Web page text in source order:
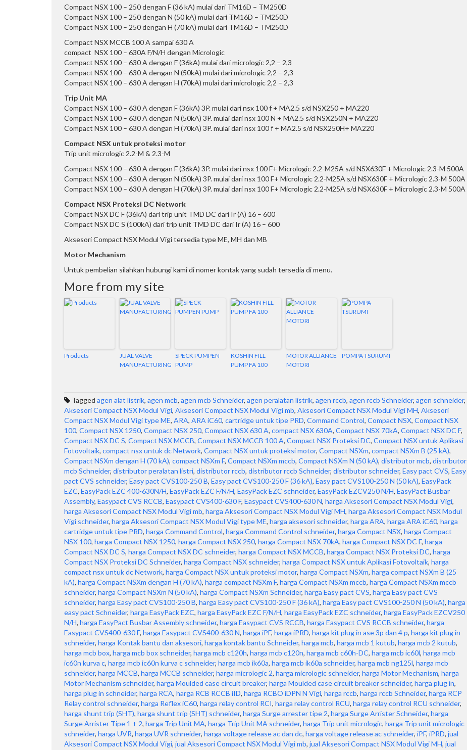
Compact NSX 100 – 250 dengan F (36 kA) mulai dari TM16D – TM250D
Compact NSX 100 – 250 dengan N (50 kA) mulai dari TM16D – TM250D
Compact NSX 100 – 250 dengan H (70 kA) mulai dari TM16D – TM250D
Compact NSX MCCB 100 A sampai 630 A
compact NSX 100 – 630A F/N/H dengan Micrologic
Compact NSX 100 – 630 A dengan F (36kA) mulai dari micrologic 2,2 – 2,3
Compact NSX 100 – 630 A dengan N (50kA) mulai dari micrologic 2,2 – 2,3
Compact NSX 100 – 630 A dengan H (70kA) mulai dari micrologic 2,2 – 2,3
Trip Unit MA
Compact NSX 100 – 630 A dengan F (36kA) 3P. mulai dari nsx 100 f + MA2.5 s/d NSX250 + MA220
Compact NSX 100 – 630 A dengan N (50kA) 3P. mulai dari nsx 100 N + MA2.5 s/d NSX250N + MA220
Compact NSX 100 – 630 A dengan H (70kA) 3P. mulai dari nsx 100 f + MA2.5 s/d NSX250H+ MA220
Compact NSX untuk proteksi motor
Trip unit micrologic 2.2-M & 2.3-M
Compact NSX 100 – 630 A dengan F (36kA) 3P. mulai dari nsx 100 F+ Micrologic 2.2-M25A s/d NSX630F + Micrologic 2.3-M 500A
Compact NSX 100 – 630 A dengan N (50kA) 3P. mulai dari nsx 100 F+ Micrologic 2.2-M25A s/d NSX630F + Micrologic 2.3-M 500A
Compact NSX 100 – 630 A dengan H (70kA) 3P. mulai dari nsx 100 F+ Micrologic 2.2-M25A s/d NSX630F + Micrologic 2.3-M 500A
Compact NSX Proteksi DC Network
Compact NSX DC F (36kA) dari trip unit TMD DC dari Ir (A) 16 – 600
Compact NSX DC S (100kA) dari trip unit TMD DC dari Ir (A) 16 – 600
Aksesori Compact NSX Modul Vigi tersedia type ME, MH dan MB
Motor Mechanism
Untuk pembelian silahkan hubungi kami di nomer kontak yang sudah tersedia di menu.
More from my site
Products
JUAL VALVE
MANUFACTURING
SPECK PUMPEN
PUMP
KOSHIN FILL
PUMP FA 100
MOTOR ALLIANCE
MOTORI
POMPA TSURUMI
Tagged agen alat listrik, agen mcb, agen mcb Schneider, agen peralatan listrik, agen rccb, agen rccb Schneider, agen schneider,
Aksesori Compact NSX Modul Vigi, Aksesori Compact NSX Modul Vigi mb, Aksesori Compact NSX Modul Vigi MH, Aksesori
Compact NSX Modul Vigi type ME, ARA, ARA iC60, cartridge untuk tipe PRD, Command Control, Compact NSX, Compact NSX
100, Compact NSX 1250, Compact NSX 250, Compact NSX 630 A, compact NSX 630A, Compact NSX 70kA, Compact NSX DC F,
Compact NSX DC S, Compact NSX MCCB, Compact NSX MCCB 100 A, Compact NSX Proteksi DC, Compact NSX untuk Aplikasi
Fotovoltaik, compact nsx untuk dc Network, Compact NSX untuk proteksi motor, Compact NSXm, compact NSXm B (25 kA),
Compact NSXm dengan H (70 kA), compact NSXm F, Compact NSXm mccb, Compact NSXm N (50 kA), distributor mcb, distributor
mcb Schneider, distributor peralatan listri, distributor rccb, distributor rccb Schneider, distributor schneider, Easy pact CVS, Easy
pact CVS schneider, Easy pact CVS100-250 B, Easy pact CVS100-250 F (36 kA), Easy pact CVS100-250 N (50 kA), EasyPack
EZC, EasyPack EZC 400-630N/H, EasyPack EZC F/N/H, EasyPack EZC schneider, EasyPack EZCV250 N/H, EasyPact Busbar
Assembly, Easypact CVS RCCB, Easypact CVS400-630 F, Easypact CVS400-630 N, harga Aksesori Compact NSX Modul Vigi,
harga Aksesori Compact NSX Modul Vigi mb, harga Aksesori Compact NSX Modul Vigi MH, harga Aksesori Compact NSX Modul
Vigi schneider, harga Aksesori Compact NSX Modul Vigi type ME, harga aksesori schneider, harga ARA, harga ARA iC60, harga
cartridge untuk tipe PRD, harga Command Control, harga Command Control schneider, harga Compact NSX, harga Compact
NSX 100, harga Compact NSX 1250, harga Compact NSX 250, harga Compact NSX 70kA, harga Compact NSX DC F, harga
Compact NSX DC S, harga Compact NSX DC schneider, harga Compact NSX MCCB, harga Compact NSX Proteksi DC, harga
Compact NSX Proteksi DC Schneider, harga Compact NSX schneider, harga Compact NSX untuk Aplikasi Fotovoltaik, harga
compact nsx untuk dc Network, harga Compact NSX untuk proteksi motor, harga Compact NSXm, harga compact NSXm B (25
kA), harga Compact NSXm dengan H (70 kA), harga compact NSXm F, harga Compact NSXm mccb, harga Compact NSXm mccb
schneider, harga Compact NSXm N (50 kA), harga Compact NSXm Schneider, harga Easy pact CVS, harga Easy pact CVS
schneider, harga Easy pact CVS100-250 B, harga Easy pact CVS100-250 F (36 kA), harga Easy pact CVS100-250 N (50 kA), harga
easy pact Schneider, harga EasyPack EZC, harga EasyPack EZC F/N/H, harga EasyPack EZC schneider, harga EasyPack EZCV250
N/H, harga EasyPact Busbar Assembly schneider, harga Easypact CVS RCCB, harga Easypact CVS RCCB schneider, harga
Easypact CVS400-630 F, harga Easypact CVS400-630 N, harga iPF, harga iPRD, harga kit plug in ase 3p dan 4 p, harga kit plug in
schneider, harga Kontak bantu dan aksesori, harga kontak bantu Schneider, harga mcb, harga mcb 1 kutub, harga mcb 2 kutub,
harga mcb box, harga mcb box schneider, harga mcb c120h, harga mcb c120n, harga mcb c60h-DC, harga mcb ic60l, harga mcb
ic60n kurva c, harga mcb ic60n kurva c schneider, harga mcb ik60a, harga mcb ik60a schneider, harga mcb ng125l, harga mcb
schneider, harga MCCB, harga MCCB schneider, harga micrologic 2, harga micrologic schneider, harga Motor Mechanism, harga
Motor Mechanism schneider, harga Moulded case circuit breaker, harga Moulded case circuit breaker schneider, harga plug in,
harga plug in schneider, harga RCA, harga RCB RCCB iID, harga RCBO iDPN N Vigi, harga rccb, harga rccb Schneider, harga RCP
Relay control schneider, harga Reflex iC60, harga relay control RCI, harga relay control RCU, harga relay control RCU schneider,
harga shunt trip (SHT), harga shunt trip (SHT) schneider, harga Surge arrester tipe 2, harga Surge Arrister Schneider, harga
Surge Arrister Tipe 1 + 2, harga Trip Unit MA, harga Trip Unit MA schneider, harga Trip unit micrologic, harga Trip unit micrologic
schneider, harga UVR, harga UVR schneider, harga voltage release ac dan dc, harga voltage release ac schneider, iPF, iPRD, jual
Aksesori Compact NSX Modul Vigi, jual Aksesori Compact NSX Modul Vigi mb, jual Aksesori Compact NSX Modul Vigi MH, jual